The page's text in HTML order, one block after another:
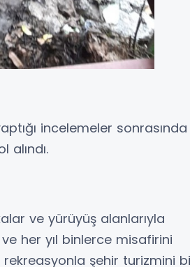
incelemeler sonrasında
alındı.
ve yürüyüş alanlarıyla
her yıl binlerce misafirini
rekreasyonla şehir turizmini